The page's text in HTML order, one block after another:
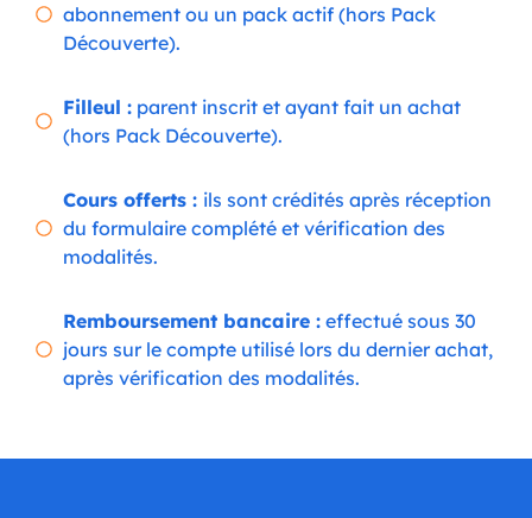
abonnement ou un pack actif (hors Pack
Découverte).
Filleul :parent inscrit et ayant fait un achat
(hors Pack Découverte).
Cours offerts : ils sont crédités après réception
du formulaire complété et vérification des
modalités.
Remboursement bancaire :effectué sous 30
jours sur le compte utilisé lors du dernier achat,
après vérification des modalités.